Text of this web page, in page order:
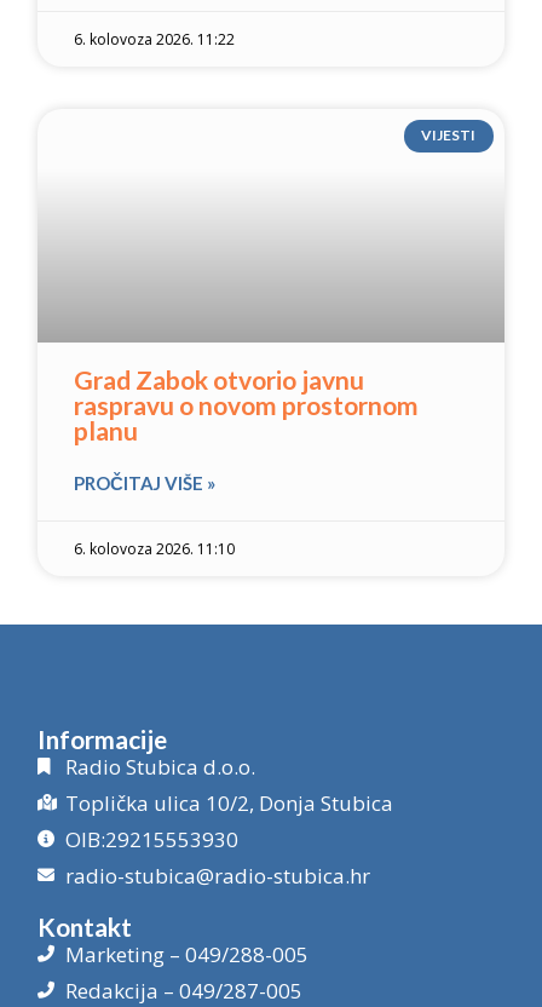
6. kolovoza 2026. 11:22
VIJESTI
Grad Zabok otvorio javnu
raspravu o novom prostornom
planu
PROČITAJ VIŠE »
6. kolovoza 2026. 11:10
Informacije
Radio Stubica d.o.o.
Toplička ulica 10/2, Donja Stubica
OIB:29215553930
radio-stubica@radio-stubica.hr
Kontakt
Marketing – 049/288-005
Redakcija – 049/287-005